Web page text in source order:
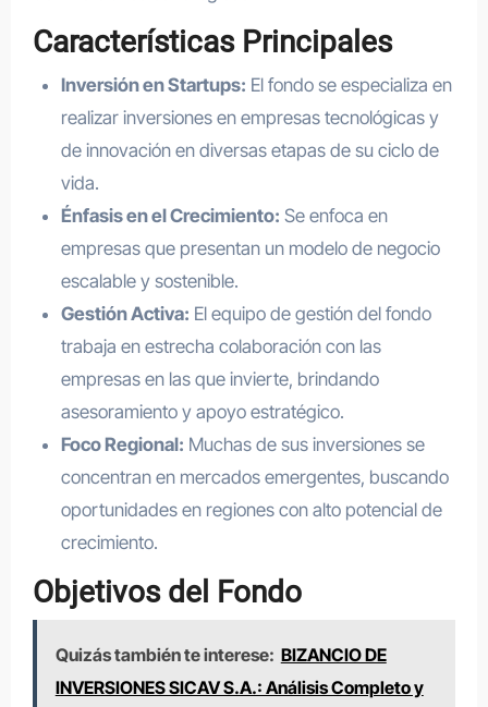
Características Principales
Inversión en Startups: El fondo se especializa en
realizar inversiones en empresas tecnológicas y
de innovación en diversas etapas de su ciclo de
vida.
Énfasis en el Crecimiento: Se enfoca en
empresas que presentan un modelo de negocio
escalable y sostenible.
Gestión Activa: El equipo de gestión del fondo
trabaja en estrecha colaboración con las
empresas en las que invierte, brindando
asesoramiento y apoyo estratégico.
Foco Regional: Muchas de sus inversiones se
concentran en mercados emergentes, buscando
oportunidades en regiones con alto potencial de
crecimiento.
Objetivos del Fondo
Quizás también te interese: BIZANCIO DE
INVERSIONES SICAV S.A.: Análisis Completo y